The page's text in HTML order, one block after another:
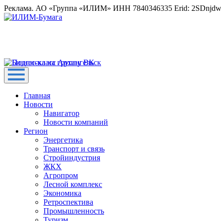
Реклама. АО «Группа «ИЛИМ» ИНН 7840346335 Erid:
Главная
Новости
Навигатор
Новости компаний
Регион
Энергетика
Транспорт и связь
Стройиндустрия
ЖКХ
Агропром
Лесной комплекс
Экономика
Ретроспектива
Промышленность